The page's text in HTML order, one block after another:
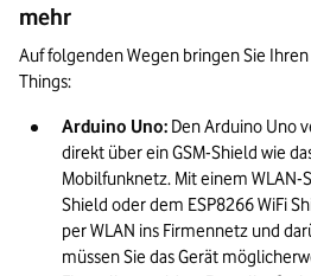
mehr
Auf folgenden Wegen bringen Sie
Things:
Arduino Uno: Den Arduino Uno
direkt über ein GSM-Shield wie
Mobilfunknetz. Mit einem WLAN-
Shield oder dem ESP8266 WiFi
per WLAN ins Firmennetz und
müssen Sie das Gerät